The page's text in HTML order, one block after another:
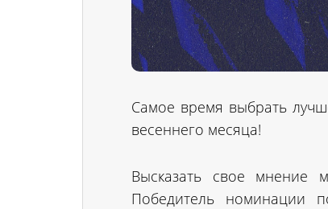
Самое время выбрать
весеннего месяца!
Высказать свое мнение
Победитель номинации